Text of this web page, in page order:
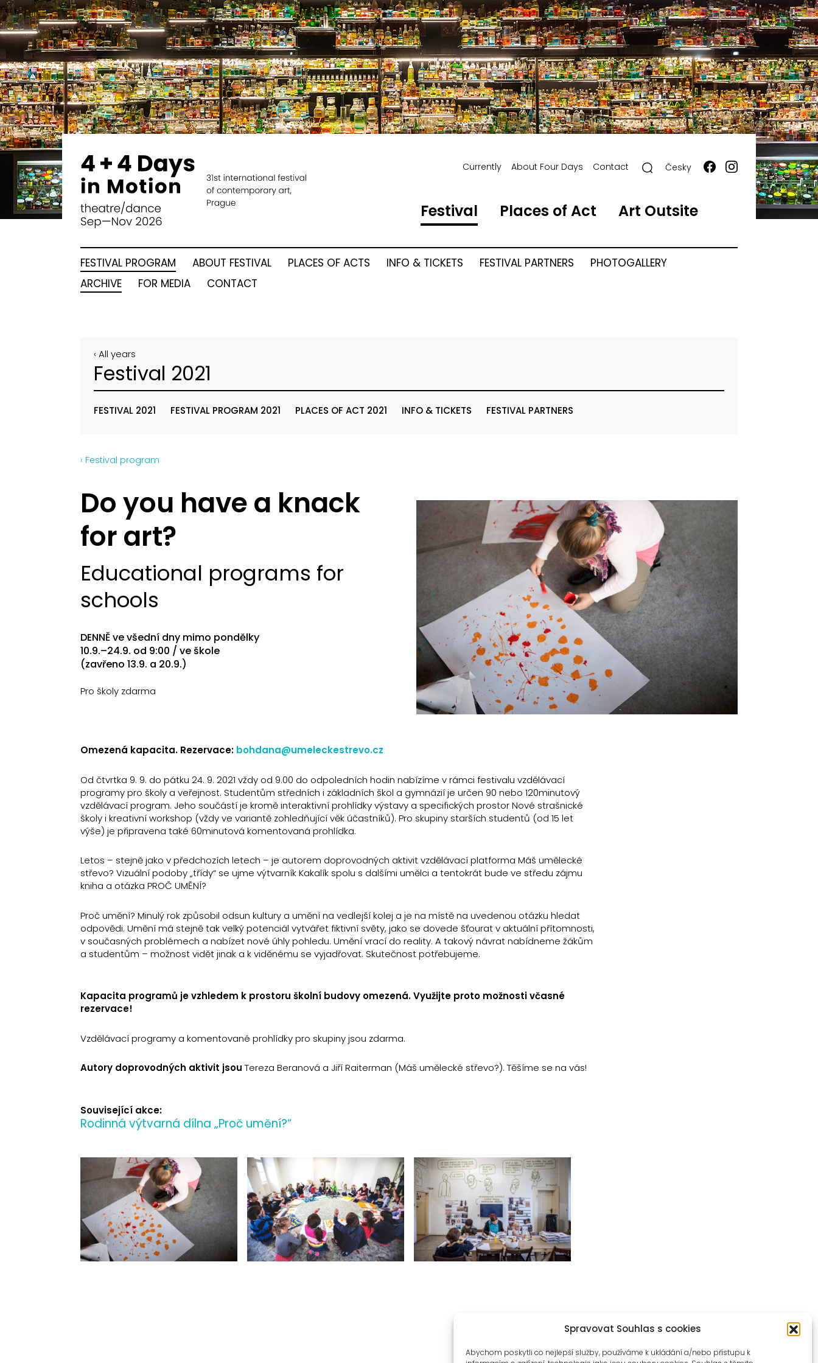
Spravovat Souhlas s cookies
Abychom poskytli co nejlepší služby, používáme k ukládání a/nebo přístupu k
Festival Places of Act Art Outsite
Currently About Four Days Contact Česky
FESTIVAL PROGRAM ABOUT FESTIVAL PLACES OF ACTS INFO & TICKETS FESTIVAL PARTNERS
PHOTOGALLERY
ARCHIVE
FOR MEDIA CONTACT
‹ All years
Festival 2021
FESTIVAL 2021 FESTIVAL PROGRAM 2021 PLACES OF ACT 2021 INFO & TICKETS FESTIVAL PARTNERS
‹ Festival program
Do you have a knack
for art?
Educational programs for
schools
DENNĚ ve všední dny mimo pondělky
10.9.–24.9. od 9:00 / ve škole
(zavřeno 13.9. a 20.9.)
Pro školy zdarma
Omezená kapacita. Rezervace: bohdana@umeleckestrevo.cz
Od čtvrtka 9. 9. do pátku 24. 9. 2021 vždy od 9.00 do odpoledních hodin nabízíme v rámci festivalu vzdělávací
programy pro školy a veřejnost. Studentům středních i základních škol a gymnázií je určen 90 nebo 120minutový
vzdělávací program. Jeho součástí je kromě interaktivní prohlídky výstavy a specifických prostor Nové strašnické
školy i kreativní workshop (vždy ve variantě zohledňující věk účastníků). Pro skupiny starších studentů (od 15 let
výše) je připravena také 60minutová komentovaná prohlídka.
Letos – stejně jako v předchozích letech – je autorem doprovodných aktivit vzdělávací platforma Máš umělecké
střevo? Vizuální podoby „třídy“ se ujme výtvarník Kakalík spolu s dalšími umělci a tentokrát bude ve středu zájmu
kniha a otázka PROČ UMĚNÍ?
Proč umění? Minulý rok způsobil odsun kultury a umění na vedlejší kolej a je na místě na uvedenou otázku hledat
odpovědi. Umění má stejně tak velký potenciál vytvářet fiktivní světy, jako se dovede šťourat v aktuální přítomnosti,
v současných problémech a nabízet nové úhly pohledu. Umění vrací do reality. A takový návrat nabídneme žákům
a studentům – možnost vidět jinak a k viděnému se vyjadřovat. Skutečnost potřebujeme.
Kapacita programů je vzhledem k prostoru školní budovy omezená. Využijte proto možnosti včasné
rezervace!
Vzdělávací programy a komentované prohlídky pro skupiny jsou zdarma.
Autory doprovodných aktivit jsou Tereza Beranová a Jiří Raiterman (Máš umělecké střevo?). Těšíme se na vás!
Související akce:
Rodinná výtvarná dílna „Proč umění?“